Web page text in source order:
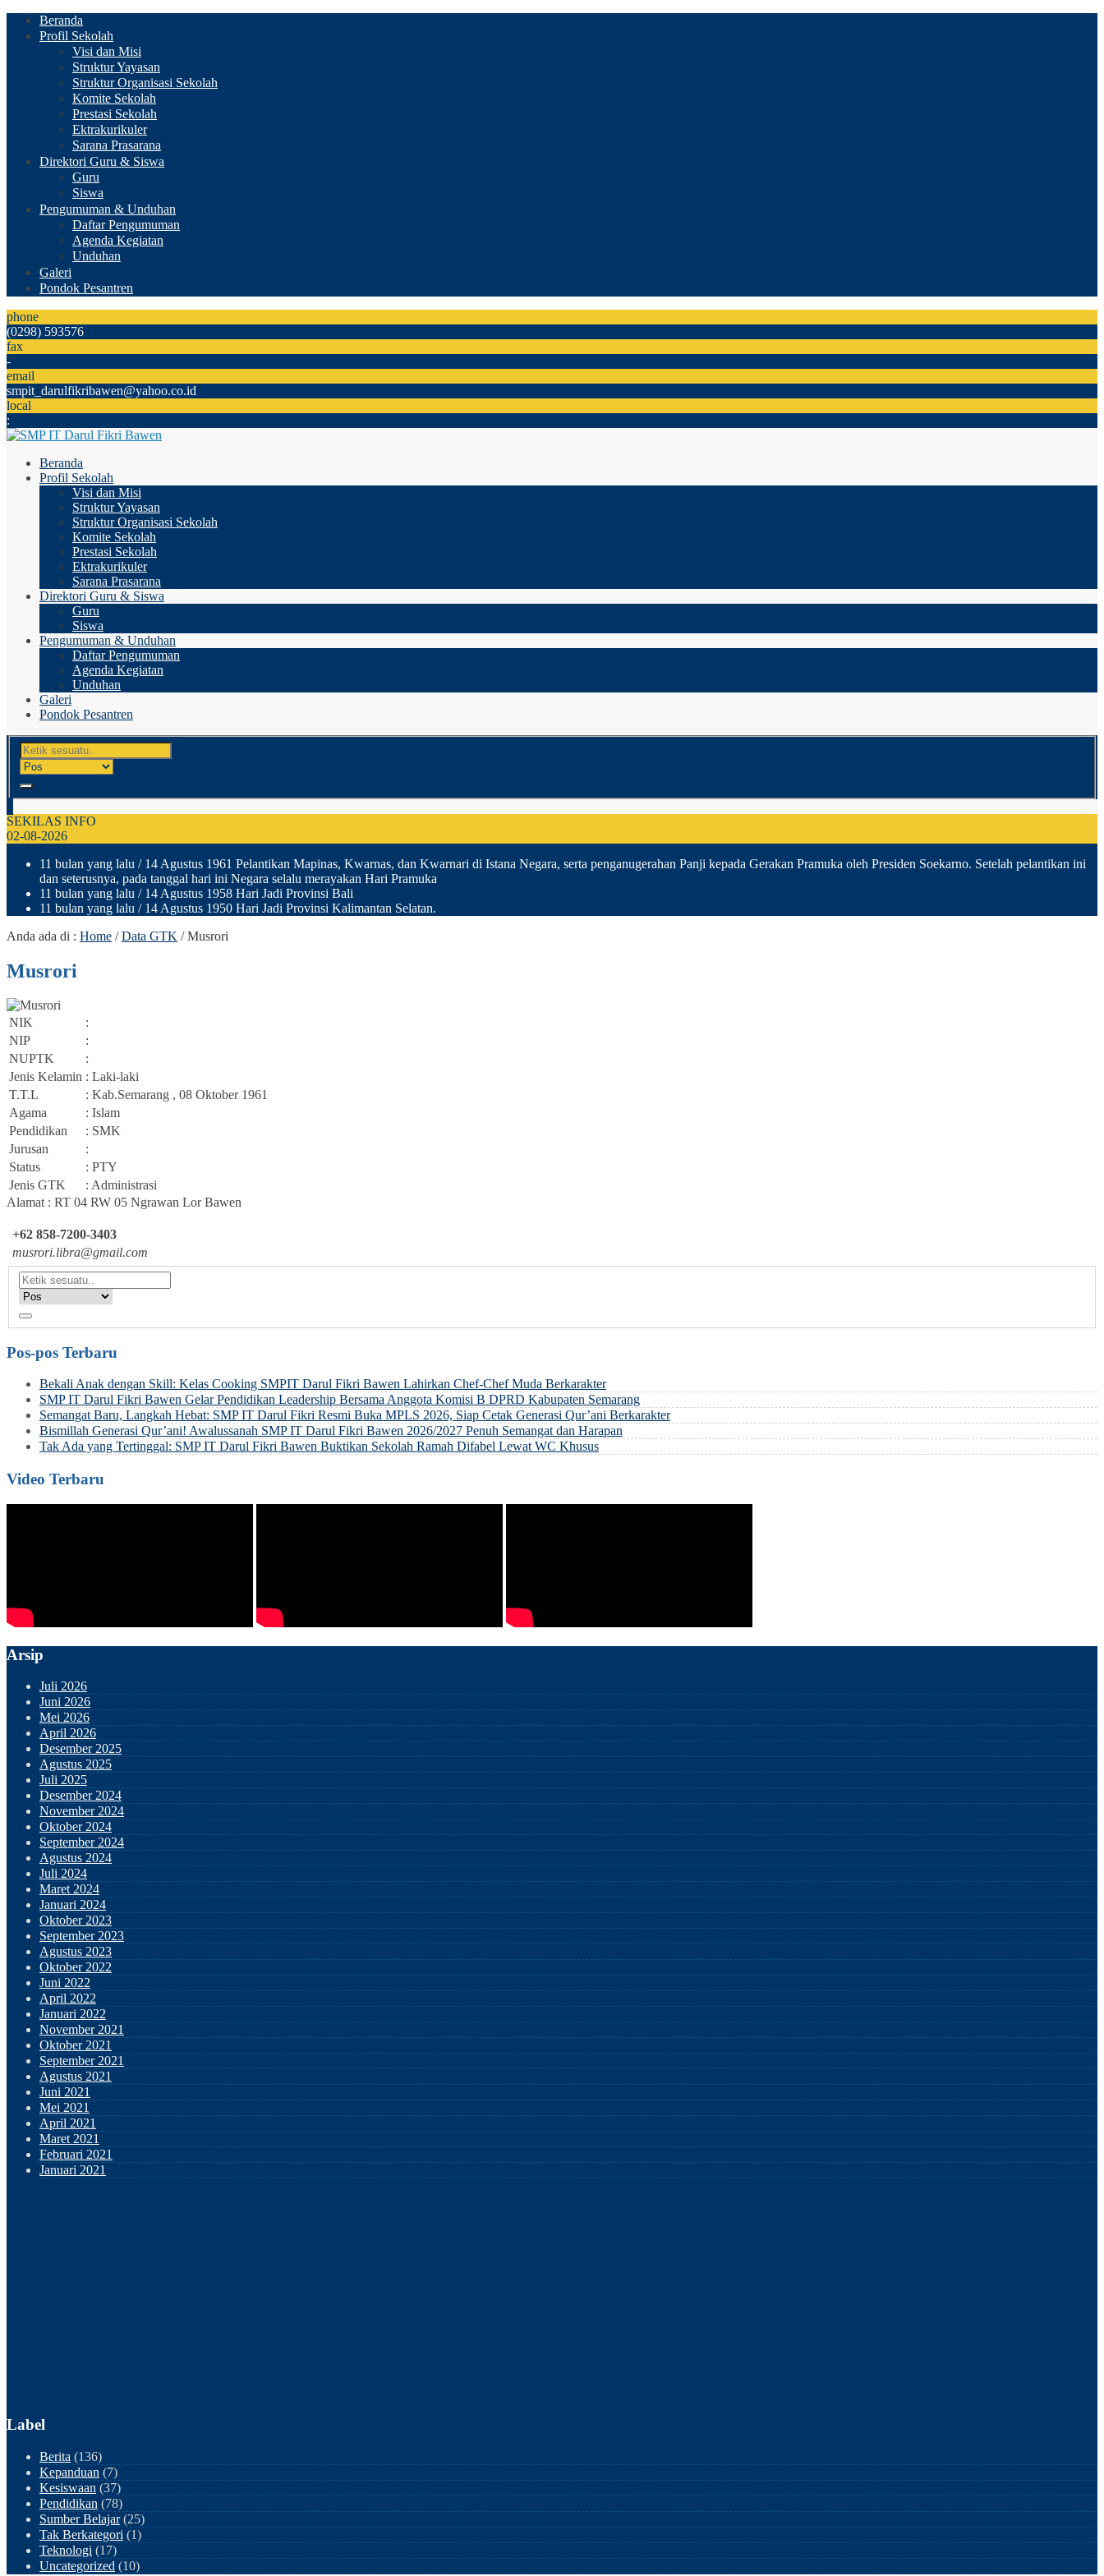
Beranda
Profil Sekolah
Visi dan Misi
Struktur Yayasan
Struktur Organisasi Sekolah
Komite Sekolah
Prestasi Sekolah
Ektrakurikuler
Sarana Prasarana
Direktori Guru & Siswa
Guru
Siswa
Pengumuman & Unduhan
Daftar Pengumuman
Agenda Kegiatan
Unduhan
Galeri
Pondok Pesantren
phone
(0298) 593576
fax
-
email
smpit_darulfikribawen@yahoo.co.id
local
:
Beranda
Profil Sekolah
Visi dan Misi
Struktur Yayasan
Struktur Organisasi Sekolah
Komite Sekolah
Prestasi Sekolah
Ektrakurikuler
Sarana Prasarana
Direktori Guru & Siswa
Guru
Siswa
Pengumuman & Unduhan
Daftar Pengumuman
Agenda Kegiatan
Unduhan
Galeri
Pondok Pesantren
SEKILAS INFO
02-08-2026
11 bulan yang lalu / 14 Agustus 1961 Pelantikan Mapinas, Kwarnas, dan Kwarnari di Istana Negara, serta penganugerahan Panji kepada Gerakan Pramuka oleh Presiden Soekarno. Setelah pelantikan ini
dan seterusnya, pada tanggal hari ini Negara selalu merayakan Hari Pramuka
11 bulan yang lalu / 14 Agustus 1958 Hari Jadi Provinsi Bali
11 bulan yang lalu / 14 Agustus 1950 Hari Jadi Provinsi Kalimantan Selatan.
Anda ada di : Home /Data GTK /Musrori
Musrori
NIK
:
NIP
:
NUPTK
:
Jenis Kelamin : Laki-laki
T.T.L
: Kab.Semarang , 08 Oktober 1961
Agama
: Islam
Pendidikan
: SMK
Jurusan
:
Status
: PTY
Jenis GTK
: Administrasi
Alamat : RT 04 RW 05 Ngrawan Lor Bawen
+62 858-7200-3403
musrori.libra@gmail.com
Pos-pos Terbaru
Bekali Anak dengan Skill: Kelas Cooking SMPIT Darul Fikri Bawen Lahirkan Chef-Chef Muda Berkarakter
SMP IT Darul Fikri Bawen Gelar Pendidikan Leadership Bersama Anggota Komisi B DPRD Kabupaten Semarang
Semangat Baru, Langkah Hebat: SMP IT Darul Fikri Resmi Buka MPLS 2026, Siap Cetak Generasi Qur’ani Berkarakter
Bismillah Generasi Qur’ani! Awalussanah SMP IT Darul Fikri Bawen 2026/2027 Penuh Semangat dan Harapan
Tak Ada yang Tertinggal: SMP IT Darul Fikri Bawen Buktikan Sekolah Ramah Difabel Lewat WC Khusus
Video Terbaru
Arsip
Juli 2026
Juni 2026
Mei 2026
April 2026
Desember 2025
Agustus 2025
Juli 2025
Desember 2024
November 2024
Oktober 2024
September 2024
Agustus 2024
Juli 2024
Maret 2024
Januari 2024
Oktober 2023
September 2023
Agustus 2023
Oktober 2022
Juni 2022
April 2022
Januari 2022
November 2021
Oktober 2021
September 2021
Agustus 2021
Juni 2021
Mei 2021
April 2021
Maret 2021
Februari 2021
Januari 2021
Label
Berita (136)
Kepanduan (7)
Kesiswaan (37)
Pendidikan (78)
Sumber Belajar(25)
Tak Berkategori (1)
Teknologi (17)
Uncategorized (10)